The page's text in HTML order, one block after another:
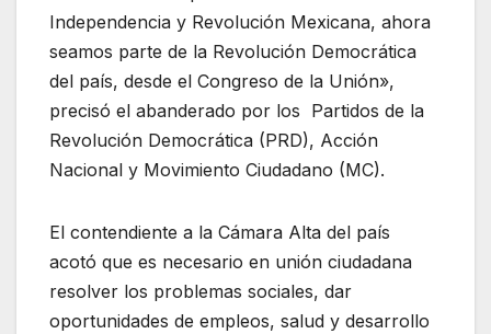
Independencia y Revolución Mexicana, ahora
seamos parte de la Revolución Democrática
del país, desde el Congreso de la Unión»,
precisó el abanderado por los Partidos de la
Revolución Democrática (PRD), Acción
Nacional y Movimiento Ciudadano (MC).
El contendiente a la Cámara Alta del país
acotó que es necesario en unión ciudadana
resolver los problemas sociales, dar
oportunidades de empleos, salud y desarrollo